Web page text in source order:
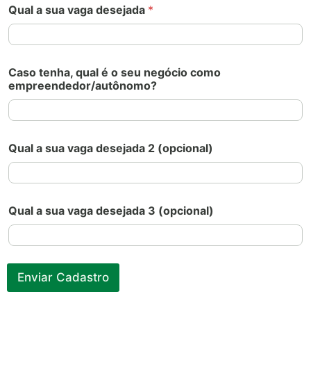
Qual a sua vaga desejada *
Caso tenha, qual é o seu negócio como
empreendedor/autônomo?
Qual a sua vaga desejada 2 (opcional)
Qual a sua vaga desejada 3 (opcional)
Enviar Cadastro